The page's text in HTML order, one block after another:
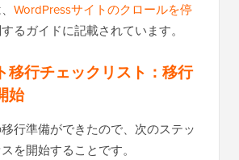
WordPressサイトのクロールを停
るガイドに記載されています。
移行チェックリスト：移行
始
行準備ができたので、次のステッ
を開始することです。